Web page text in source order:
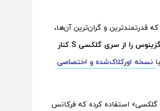
قدرتمندترین و گران‌ترین آن‌ها،
تراشه اگزینوس را از سری گلکسی S کنار
نسخه اورکلاک‌شده و اختصاصی
«اسنپدراگون 8 نسل 2 برای گلکسی» استفاده کرده که فرکانس